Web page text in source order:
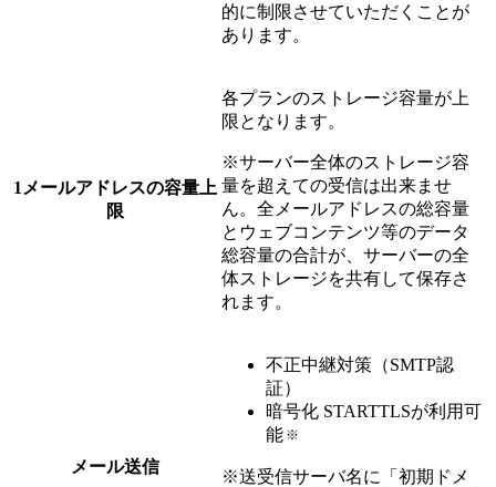
的に制限させていただくことが
あります。
1メールアドレスの容量上
限
各プランのストレージ容量が上
限となります。
※サーバー全体のストレージ容
量を超えての受信は出来ませ
ん。全メールアドレスの総容量
とウェブコンテンツ等のデータ
総容量の合計が、サーバーの全
体ストレージを共有して保存さ
れます。
メール送信
不正中継対策（SMTP認
証）
暗号化 STARTTLSが利用可
能 ※
※送受信サーバ名に「初期ドメ